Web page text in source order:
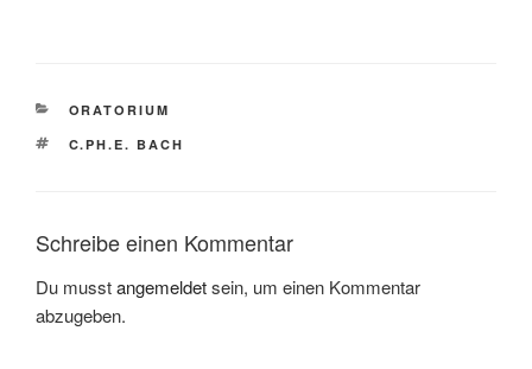
KATEGORIEN
ORATORIUM
SCHLAGWÖRTER
C.PH.E. BACH
Schreibe einen Kommentar
Du musstangemeldetsein, um einen Kommentar
abzugeben.